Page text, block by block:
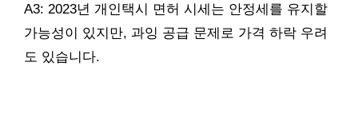
A3: 2023년 개인택시 면허 시세는 안정세를 유지할
가능성이 있지만, 과잉 공급 문제로 가격 하락 우려
도 있습니다.